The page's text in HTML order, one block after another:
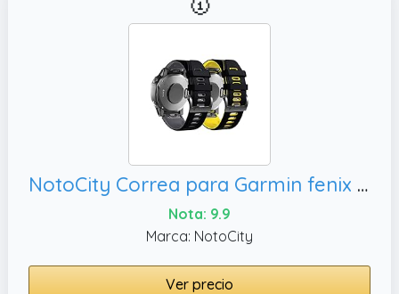
NotoCity Correa para Garmin fenix 6/6 pro, Quatix 5/6(Negro-Gris/Negro-Amarillo)
Nota: 9.9
Marca: NotoCity
Ver precio